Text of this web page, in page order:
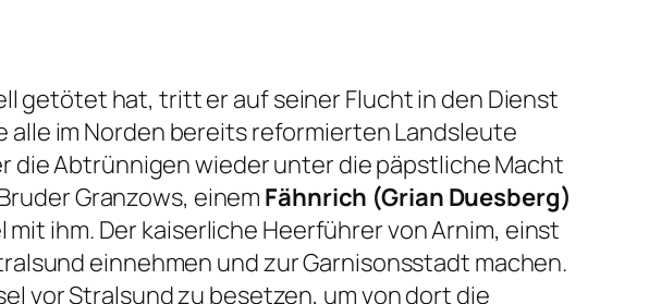
getötet hat, tritt er auf seiner Flucht in den Dienst
alle im Norden bereits reformierten Landsleute
die Abtrünnigen wieder unter die päpstliche Macht
Granzows, einem Fähnrich (Grian Duesberg)
ihm. Der kaiserliche Heerführer von Arnim, einst
einnehmen und zur Garnisonsstadt machen.
vor Stralsund zu besetzen, um von dort die